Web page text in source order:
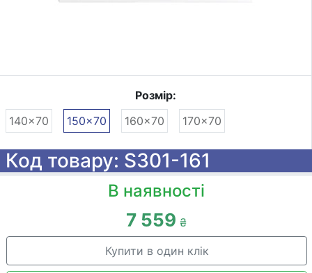
Розмір:
140x70
150x70 160x70 170x70
Код товару: S301-161
В наявності
7 559 ₴
Купити в один клік